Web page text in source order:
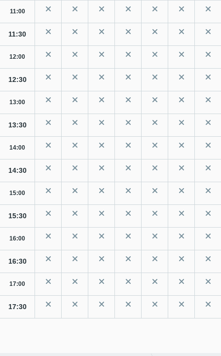
11:00
11:30
12:00
12:30
13:00
13:30
14:00
14:30
15:00
15:30
16:00
16:30
17:00
17:30